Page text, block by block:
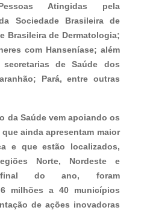
Atingidas pela
Sociedade Brasileira de
Brasileira de Dermatologia;
com Hanseníase; além
de Saúde dos
Pará, entre outras
da Saúde vem apoiando os
ainda apresentam maior
e que estão localizados,
Norte, Nordeste e
final do ano, foram
milhões a 40 municípios
de ações inovadoras